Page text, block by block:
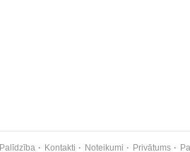
Palīdzība Kontakti Noteikumi Privātums